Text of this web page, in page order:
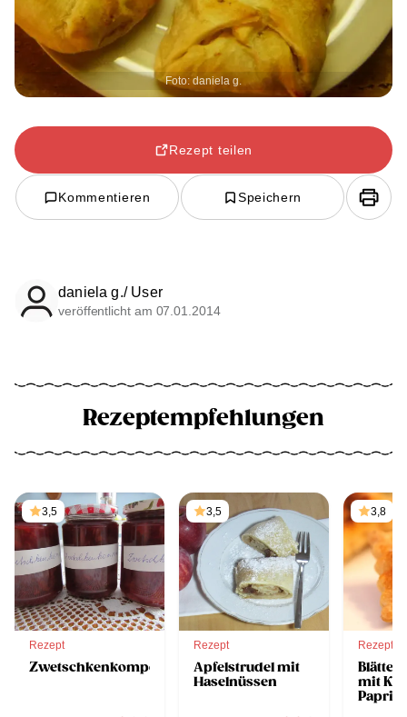
Foto: daniela g.
Rezept teilen
Kommentieren Speichern
daniela g./ User
veröffentlicht am 07.01.2014
Rezeptempfehlungen
3,5
Rezept
Zwetschkenkompott
3,5
Rezept
Apfelstrudel mit
Haselnüssen
3,8
Rezept
mit